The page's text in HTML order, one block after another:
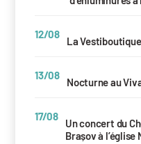
La
12/08
Nocturne au
13/08
Un concert du
Brașov à
17/08